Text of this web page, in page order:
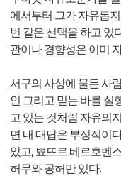
에서부터 그가 자유롭
번 같은 선택을 하고 있
관이나 경향성은 이미
서구의 사상에 물든 사
인 그리고 믿는 바를 실
고 있는 것처럼 자유의
면 내 대답은 부정적이
았고, 뾰뜨르 베르호벤
허무와 공허만 있다.